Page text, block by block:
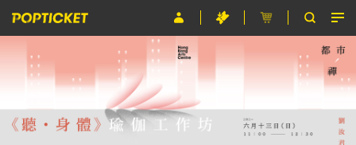
Event
About POPTICKET